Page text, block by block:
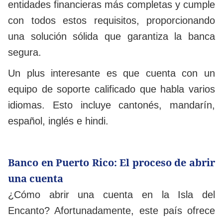
entidades financieras más completas y cumple
con todos estos requisitos, proporcionando
una solución sólida que garantiza la banca
segura.
Un plus interesante es que cuenta con un
equipo de soporte calificado que habla varios
idiomas. Esto incluye cantonés, mandarín,
español, inglés e hindi.
Banco en Puerto Rico: El proceso de abrir
una cuenta
¿Cómo abrir una cuenta en la Isla del
Encanto? Afortunadamente, este país ofrece